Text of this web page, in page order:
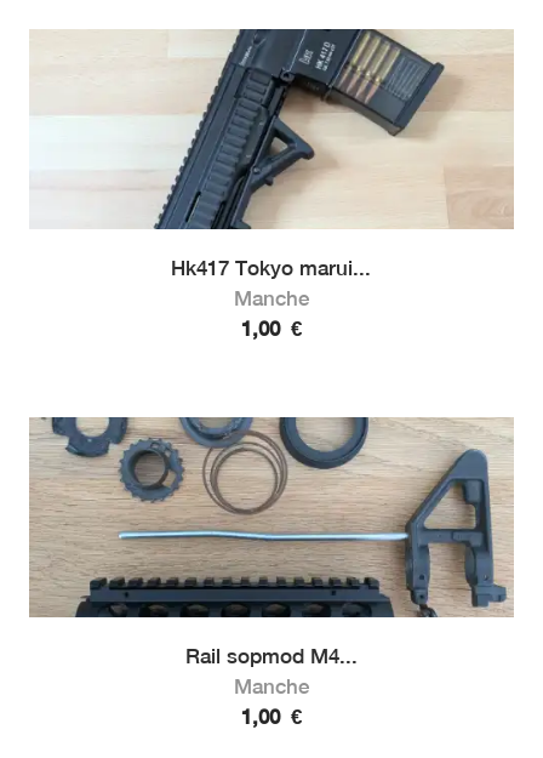
Hk417 Tokyo marui...
Manche
1,00 €
Rail sopmod M4...
Manche
1,00 €